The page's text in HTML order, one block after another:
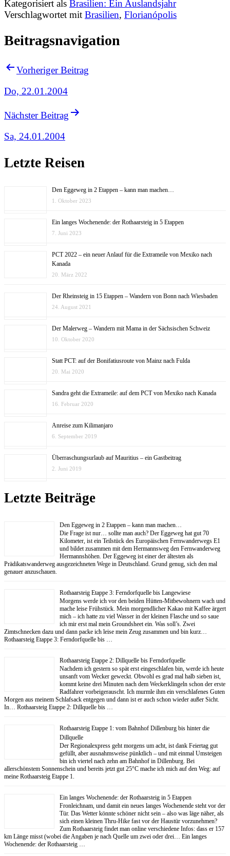
Kategorisiert als Brasilien: Ein Auslandsjahr
Verschlagwortet mit Brasilien, Florianópolis
Beitragsnavigation
Vorheriger Beitrag
Do, 22.01.2004
Nächster Beitrag
Sa, 24.01.2004
Letzte Reisen
Den Eggeweg in 2 Etappen – kann man machen…
1. Oktober 2023
Ein langes Wochenende: der Rothaarsteig in 5 Etappen
7. Juni 2023
PCT 2022 – ein neuer Anlauf für die Extrameile von Mexiko nach
Kanada
20. März 2022
Der Rheinsteig in 15 Etappen – Wandern von Bonn nach Wiesbaden
24. August 2021
Der Malerweg – Wandern mit Mama in der Sächsischen Schweiz
10. Oktober 2020
Statt PCT: auf der Bonifatiusroute von Mainz nach Fulda
20. Mai 2020
Sandra geht die Extrameile: auf dem PCT von Mexiko nach Kanada
16. Februar 2020
Anreise zum Kilimanjaro
6. September 2019
Überraschungsurlaub auf Mauritius – ein Gastbeitrag
2. Juni 2019
Letzte Beiträge
Den Eggeweg in 2 Etappen – kann man machen…
Die Frage ist nur… sollte man auch? Der Eggeweg hat gut 70
Kilometer, ist ein Teilstück des Europäischen Fernwanderwegs E1
und bildet zusammen mit dem Hermannsweg den Fernwanderweg
Hermannshöhen. Der Eggeweg ist einer der ältesten als
Prädikatswanderweg ausgezeichneten Wege in Deutschland. Grund genug, sich den mal
genauer anzuschauen.
Rothaarsteig Etappe 3: Ferndorfquelle bis Langewiese
Morgens werde ich vor den beiden Hütten-Mitbewohnern wach und
mache leise Frühstück. Mein morgendlicher Kakao mit Kaffee ärgert
mich – ich hatte zu viel Wasser in der kleinen Flasche und so saue
ich mir erst mal mein Groundsheet ein. Was soll’s. Zwei
Zimtschnecken dazu und dann packe ich leise mein Zeug zusammen und bin kurz…
Rothaarsteig Etappe 3: Ferndorfquelle bis …
Rothaarsteig Etappe 2: Dillquelle bis Ferndorfquelle
Nachdem ich gestern so spät erst eingeschlafen bin, werde ich heute
unsanft vom Wecker geweckt. Obwohl es grad mal halb sieben ist,
kommt keine drei Minuten nach dem Weckerklingeln schon der erste
Radfahrer vorbeigerauscht. Ich murmle ihm ein verschlafenes Guten
Morgen aus meinem Schlafsack entgegen und dann ist er auch schon wieder außer Sicht.
In… Rothaarsteig Etappe 2: Dillquelle bis …
Rothaarsteig Etappe 1: vom Bahnhof Dillenburg bis hinter die
Dillquelle
Der Regionalexpress geht morgens um acht, ist dank Feiertag gut
gefüllt, aber ausnahmsweise pünktlich – und mit einmal Umsteigen
bin ich viertel nach zehn am Bahnhof in Dillenburg. Bei
allerschönstem Sonnenschein und bereits jetzt gut 25°C mache ich mich auf den Weg: auf
meine Rothaarsteig Etappe 1.
Ein langes Wochenende: der Rothaarsteig in 5 Etappen
Fronleichnam, und damit ein neues langes Wochenende steht vor der
Tür. Das Wetter könnte schöner nicht sein – also was läge näher, als
sich einen kleinen Thru-Hike fast vor der Haustür vorzunehmen?
Zum Rothaarsteig findet man online verschiedene Infos: dass er 157
km Länge misst (wobei die Angaben je nach Quelle um zwei oder drei… Ein langes
Wochenende: der Rothaarsteig …